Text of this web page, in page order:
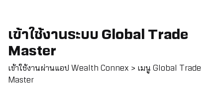
เข้าใช้งานระบบ Global Trade
Master
เข้าใช้งานผ่านแอป Wealth Connex > เมนู Global Trade
Master